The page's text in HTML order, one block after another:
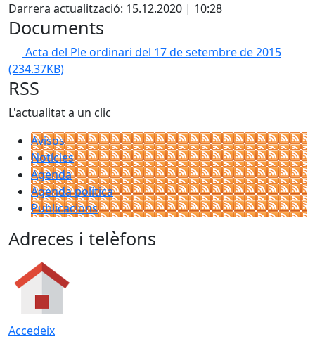
Darrera actualització: 15.12.2020 | 10:28
Documents
Acta del Ple ordinari del 17 de setembre de 2015
(234.37KB)
RSS
L'actualitat a un clic
Avisos
Notícies
Agenda
Agenda política
Publicacions
Adreces i telèfons
Accedeix